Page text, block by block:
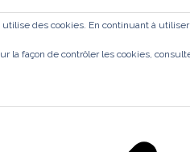
Gestalt Rezé
des cookies. En continuant à
la façon de contrôler les cookies,